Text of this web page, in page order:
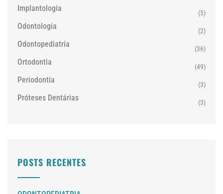
Implantologia (5)
Odontologia (2)
Odontopediatria (36)
Ortodontia (49)
Periodontia (3)
Próteses Dentárias (3)
POSTS RECENTES